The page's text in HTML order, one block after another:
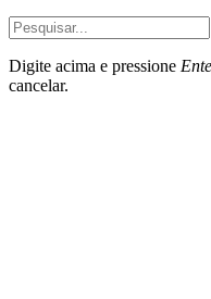
Digite acima e pressione
cancelar.